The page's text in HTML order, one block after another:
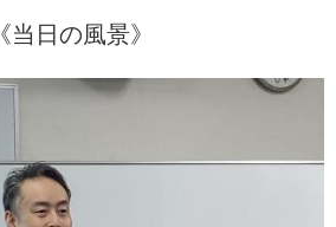
《当日の風景》